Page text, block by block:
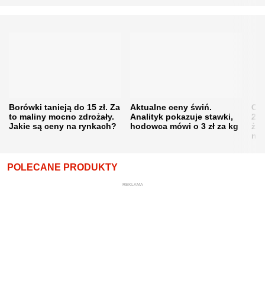
Borówki tanieją do 15 zł. Za
to maliny mocno zdrożały.
Jakie są ceny na rynkach?
Aktualne ceny świń.
Analityk pokazuje stawki,
hodowca mówi o 3 zł za kg
POLECANE PRODUKTY
REKLAMA